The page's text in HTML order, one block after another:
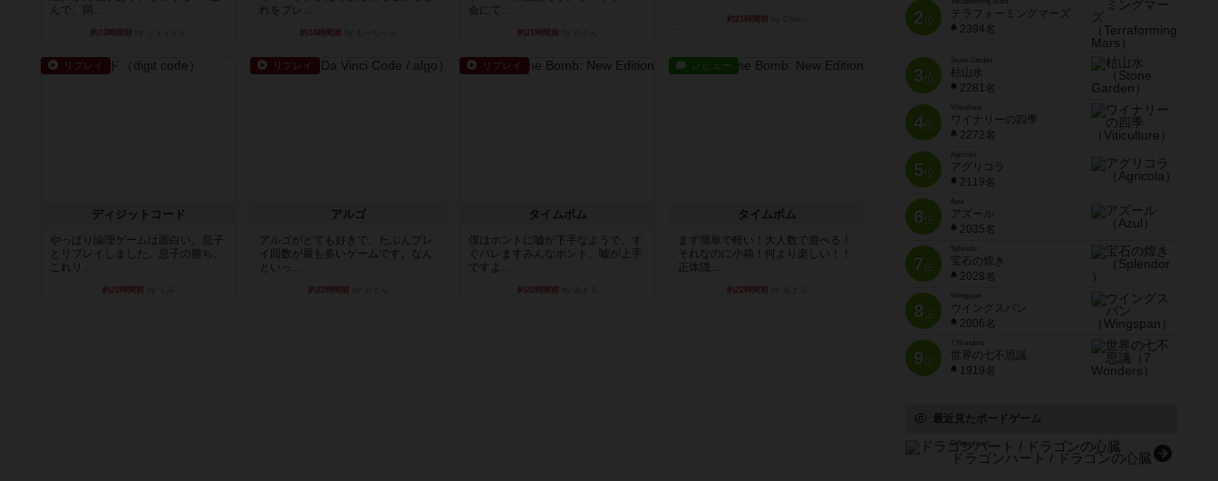
んで、同...
約13時間前
れをプレ...
約14時間前
会にて...
約21時間前
約21時間前
リプレイ
ディジットコード
やっぱり論理ゲームは面白い。息子
とリプレイしました。息子の勝ち。
これリ...
約22時間前
リプレイ
アルゴ
アルゴがとても好きで、たぶんプレ
イ回数が最も多いゲームです。なん
といっ...
約22時間前
リプレイ
タイムボム
僕はホントに嘘が下手なようで、す
ぐバレますみんなホント、嘘が上手
ですよ...
約22時間前
レビュー
タイムボム
まず簡単で軽い！大人数で遊べる！
それなのに小箱！何より楽しい！！
正体隠...
約22時間前
2位
テラフォーミングマーズ
2394名
3位
Stone Garden
枯山水
2281名
4位
Viticulture
ワイナリーの四季
2272名
5位
Agricola
アグリコラ
2119名
6位
Azul
アズール
2035名
7位
宝石の煌き
2028名
8位
Wingspan
ウイングスパン
2006名
9位
7 Wonders
世界の七不思議
1919名
最近見たボードゲーム
Dragonheart
ドラゴンハート / ドラゴンの心臓